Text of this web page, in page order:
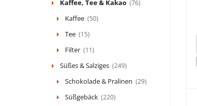
Kaffee, Tee & Kakao (76)
Kaffee (50)
Tee (15)
Filter (11)
Süßes & Salziges (249)
Schokolade & Pralinen (29)
Süßgebäck (220)